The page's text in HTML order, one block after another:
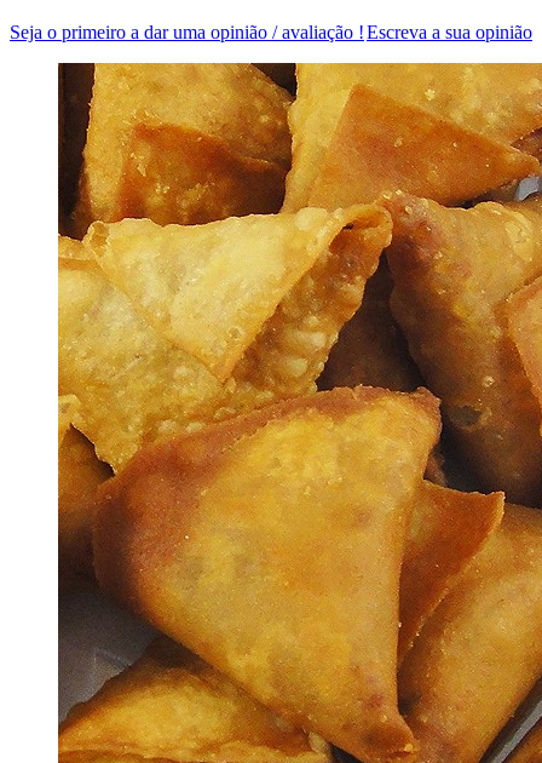
Escreva a sua opinião
Seja o primeiro a dar uma opinião / avaliação !